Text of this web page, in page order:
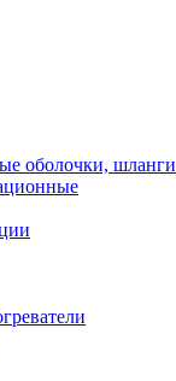
оболочки, шланги